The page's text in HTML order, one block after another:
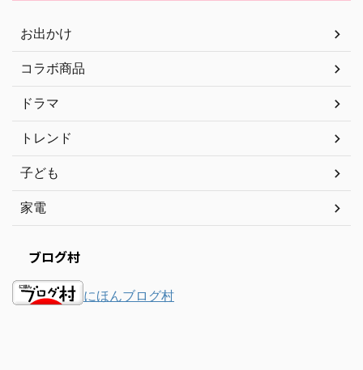
お出かけ
コラボ商品
ドラマ
トレンド
子ども
家電
ブログ村
にほんブログ村